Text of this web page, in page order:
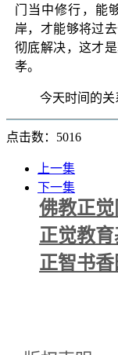
门当中修行，能
岸，才能够将过
彻底解决，这才
孝。
今天时间的关
点击数：5016
上一集
下一集
佛教正
正觉教
正智书